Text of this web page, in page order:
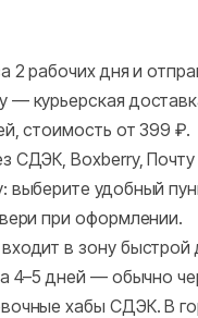
2 рабочих дня и
курьерская
стоимость от 399 ₽.
СДЭК, Boxberry,
выберите удобный
при оформлении.
в зону быстрой
4–5 дней — обычно
хабы СДЭК. В